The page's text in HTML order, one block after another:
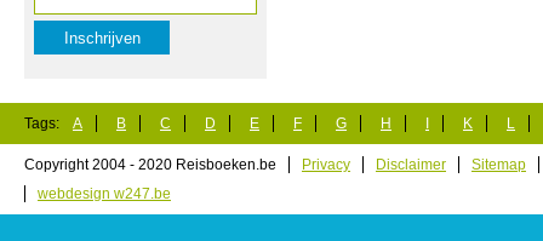
Tags: A B C D E F G H K L
Copyright 2004 - 2020 Reisboeken.be Privacy Disclaimer
Sitemap
webdesign w247.be